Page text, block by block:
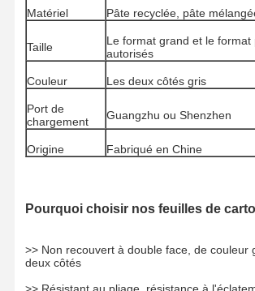
Faible
Teneur En
Matériel Pâte recyclée, pâte
Taille
Le format grand et le format
autorisés
Couleur Les deux côtés gris
Port de
chargement
Guangzhu ou Shenzhen
Origine Fabriqué en Chine
Pourquoi choisir nos feuilles de
>> Non recouvert à double face, de couleur
deux côtés